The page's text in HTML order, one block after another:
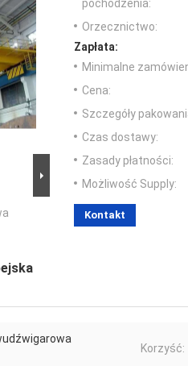
pochodzenia:
Orzecznictwo:
Zapłata:
Minimalne
Cena:
Szczegóły
Czas dostawy:
Zasady płatności:
Możliwość Supply:
Kontakt
Korzyść: